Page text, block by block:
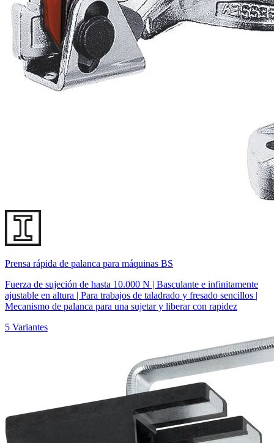
Prensa rápida de palanca para máquinas BS
Fuerza de sujeción de hasta 10.000 N | Basculante e infinitamente
ajustable en altura | Para trabajos de taladrado y fresado sencillos |
Mecanismo de palanca para una sujetar y liberar con rapidez
5 Variantes